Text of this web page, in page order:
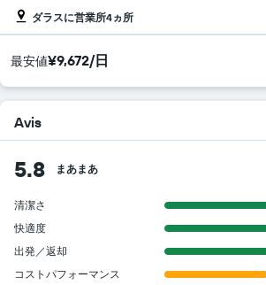
ー
の
最
安
値
を
表
し
い
す
ダラスに営業所4ヵ所
​最安値¥9,672/日
Avis
5.8 まあまあ
清潔さ
快適度
出発／返却
コストパフォーマンス